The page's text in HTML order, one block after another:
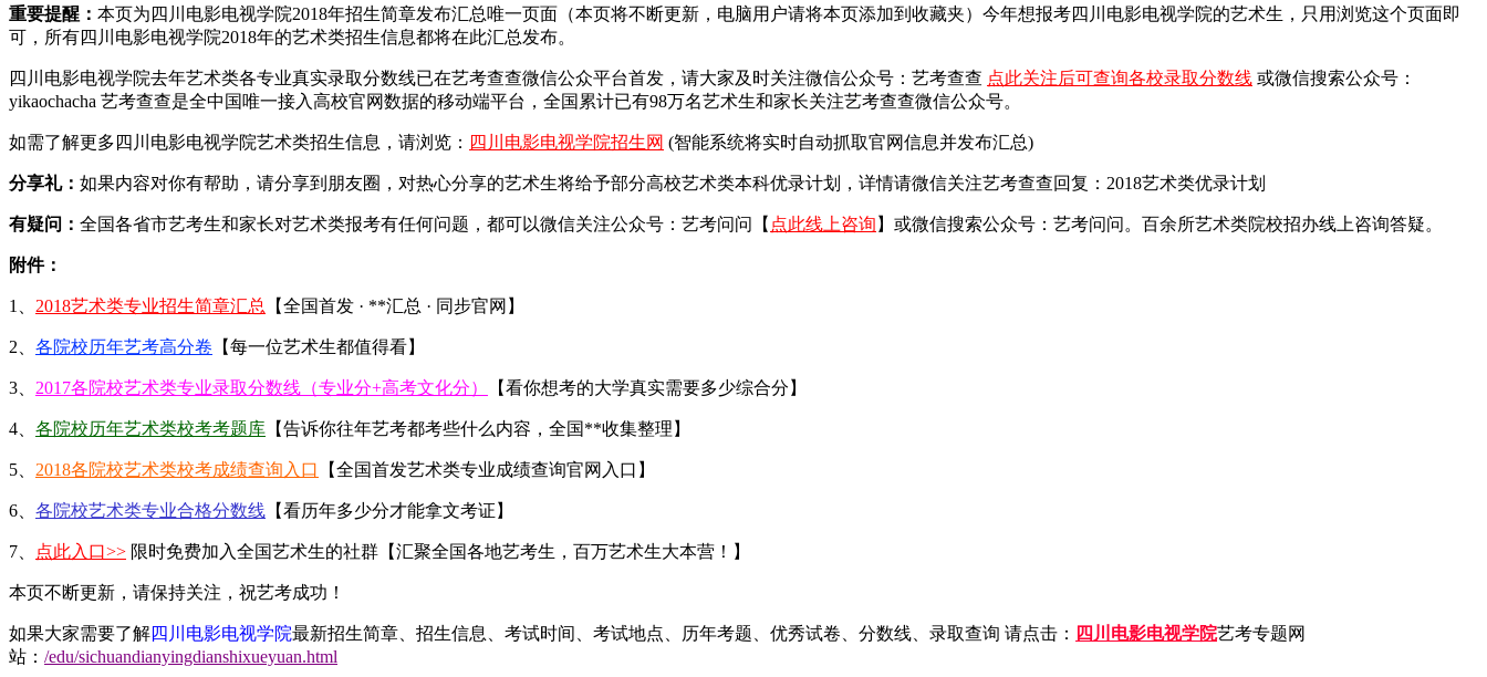
重要提醒： 本页为四川电影电视学院2018年招生简章发布汇总唯一页面（本页将不断更新，电脑用户请将本页添加到收藏夹）今年想报考四川电影电视学院的艺术生，只用浏览这个页面即
可，所有四川电影电视学院2018年的艺术类招生信息都将在此汇总发布。
四川电影电视学院去年艺术类各专业真实录取分数线已在艺考查查微信公众平台首发， 请大家及时关注微信公众号：艺考查查 点此关注后可查询各校录取分数线 或微信搜索公众号：
yikaochacha 艺考查查是全中国唯一接入高校官网数据的移动端平台，全国累计已有98万名艺术生和家长关注艺考查查微信公众号。
如需了解更多四川电影电视学院艺术类招生信息，请浏览： 四川电影电视学院招生网 (智能系统将实时自动抓取官网信息并发布汇总)
分享礼： 如果内容对你有帮助，请分享到朋友圈，对热心分享的艺术生将给予部分高校艺术类本科优录计划，详情请微信关注艺考查查回复：2018艺术类优录计划
有疑问： 全国各省市艺考生和家长对艺术类报考有任何问题，都可以微信关注公众号：艺考问问【 点此线上咨询 】或微信搜索公众号：艺考问问。百余所艺术类院校招办线上咨询答疑。
附件：
1、 2018艺术类专业招生简章汇总 【全国首发 · **汇总 · 同步官网】
2、 各院校历年艺考高分卷 【每一位艺术生都值得看】
3、 2017各院校艺术类专业录取分数线（专业分+高考文化分） 【看你想考的大学真实需要多少综合分】
4、 各院校历年艺术类校考考题库 【告诉你往年艺考都考些什么内容，全国**收集整理】
5、 2018各院校艺术类校考成绩查询入口 【全国首发艺术类专业成绩查询官网入口】
6、 各院校艺术类专业合格分数线 【看历年多少分才能拿文考证】
7、 点此入口>> 限时免费加入全国艺术生的社群【汇聚全国各地艺考生，百万艺术生大本营！】
本页不断更新，请保持关注，祝艺考成功！
如果大家需要了解四川电影电视学院最新招生简章、招生信息、考试时间、考试地点、历年考题、优秀试卷、分数线、录取查询 请点击： 四川电影电视学院艺考专题网
站： /edu/sichuandianyingdianshixueyuan.html